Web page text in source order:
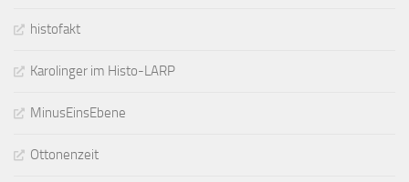
histofakt
Karolinger im Histo-LARP
MinusEinsEbene
Ottonenzeit